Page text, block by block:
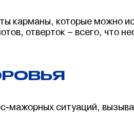
карманы, которые можно
отверток – всего, что
мажорных ситуаций,